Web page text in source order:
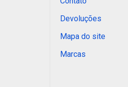
Devoluções
Mapa do site
Marcas